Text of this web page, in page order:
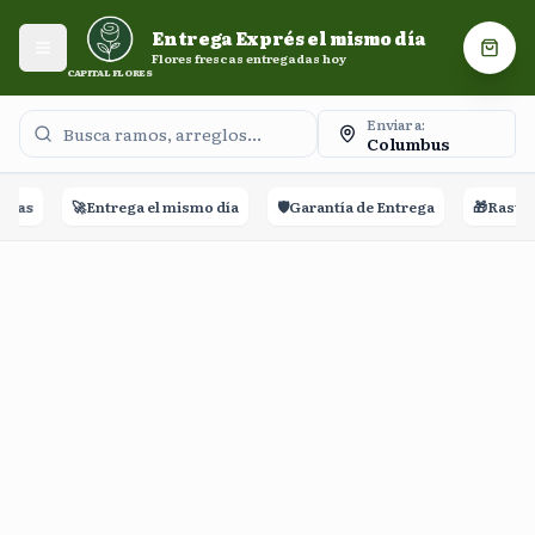
Entrega Exprés el mismo día. Flores frescas entregadas
Abrir menú
CAPITAL FLORES
Entrega Exprés el mismo día
Flores frescas entregadas hoy
Enviar a:
Columbus
🚀Entrega el mismo día 🛡️Garantía de Entrega 🎁